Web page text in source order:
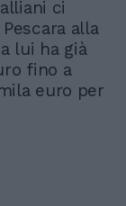
ci
alla
lui ha già
fino a
euro per